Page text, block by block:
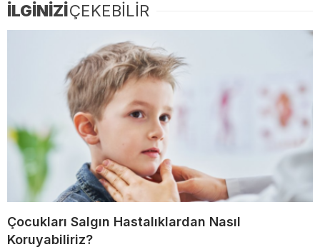
İLGİNİZİÇEKEBİLİR
Çocukları Salgın Hastalıklardan Nasıl
Koruyabiliriz?